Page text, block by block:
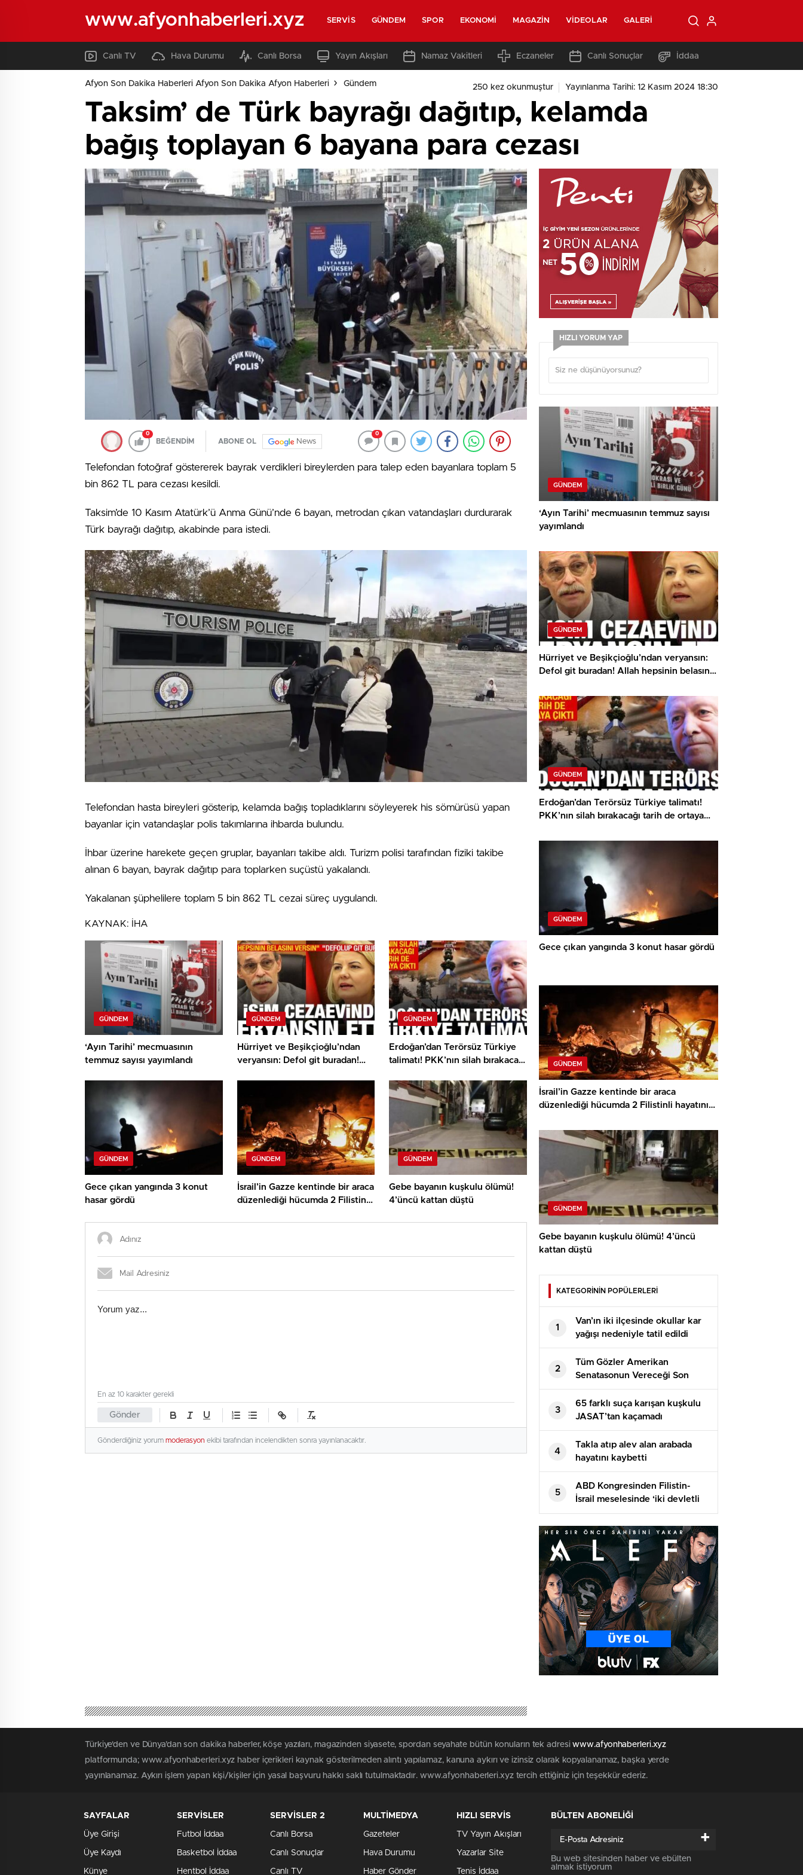
www.afyonhaberleri.xyz SERVIS GÜNDEM SPOR EKONOMI MAGAZIN VIDEOLAR GALERI
Canlı TV Hava Durumu Canlı Borsa Yayın Akışları Namaz Vakitleri Eczaneler Canlı Sonuçlar İddaa
Afyon Son Dakika Haberleri Afyon Son Dakika Afyon Haberleri Gündem 250 kez okunmuştur Yayınlanma Tarihi: 12 Kasım 2024 18:30
Taksim’ de Türk bayrağı dağıtıp, kelamda
bağış toplayan 6 bayana para cezası
0
BEĞENDİM ABONE OL News
0
Telefondan fotoğraf göstererek bayrak verdikleri bireylerden para talep eden bayanlara toplam 5
bin 862 TL para cezası kesildi.
Taksim’de 10 Kasım Atatürk’ü Anma Günü’nde 6 bayan, metrodan çıkan vatandaşları durdurarak
Türk bayrağı dağıtıp, akabinde para istedi.
Telefondan hasta bireyleri gösterip, kelamda bağış topladıklarını söyleyerek his sömürüsü yapan
bayanlar için vatandaşlar polis takımlarına ihbarda bulundu.
İhbar üzerine harekete geçen gruplar, bayanları takibe aldı. Turizm polisi tarafından fiziki takibe
alınan 6 bayan, bayrak dağıtıp para toplarken suçüstü yakalandı.
Yakalanan şüphelilere toplam 5 bin 862 TL cezai süreç uygulandı.
KAYNAK: İHA
GÜNDEM
‘Ayın Tarihi’ mecmuasının
temmuz sayısı yayımlandı
GÜNDEM
Hürriyet ve Beşikçioğlu’ndan
veryansın: Defol git buradan!
GÜNDEM
Erdoğan’dan Terörsüz Türkiye
talimatı! PKK’nın silah bırakacağı
GÜNDEM
Gece çıkan yangında 3 konut
hasar gördü
GÜNDEM
İsrail’in Gazze kentinde bir araca
düzenlediği hücumda 2 Filistinli
GÜNDEM
Gebe bayanın kuşkulu ölümü!
4’üncü kattan düştü
Gönder
En az 10 karakter gerekli
Gönderdiğiniz yorum moderasyon ekibi tarafından incelendikten sonra yayınlanacaktır.
HIZLI YORUM YAP
GÜNDEM
‘Ayın Tarihi’ mecmuasının temmuz sayısı
yayımlandı
GÜNDEM
Hürriyet ve Beşikçioğlu’ndan veryansın:
Defol git buradan! Allah hepsinin belasını
GÜNDEM
Erdoğan’dan Terörsüz Türkiye talimatı!
PKK’nın silah bırakacağı tarih de ortaya
GÜNDEM
Gece çıkan yangında 3 konut hasar gördü
GÜNDEM
İsrail’in Gazze kentinde bir araca
düzenlediği hücumda 2 Filistinli hayatını
GÜNDEM
Gebe bayanın kuşkulu ölümü! 4’üncü
kattan düştü
KATEGORİNİN POPÜLERLERİ
1
Van’ın iki ilçesinde okullar kar
yağışı nedeniyle tatil edildi
2
Tüm Gözler Amerikan
Senatasonun Vereceği Son
Kararda
3
65 farklı suça karışan kuşkulu
JASAT’tan kaçamadı
4
Takla atıp alev alan arabada
hayatını kaybetti
5
ABD Kongresinden Filistin-
İsrail meselesinde ‘iki devletli
çözüme’ destek
Türkiye'den ve Dünya’dan son dakika haberler, köşe yazıları, magazinden siyasete, spordan seyahate bütün konuların tek adresiwww.afyonhaberleri.xyz
platformunda; www.afyonhaberleri.xyz haber içerikleri kaynak gösterilmeden alıntı yapılamaz, kanuna aykırı ve izinsiz olarak kopyalanamaz, başka yerde
yayınlanamaz. Aykırı işlem yapan kişi/kişiler için yasal başvuru hakkı saklı tutulmaktadır. www.afyonhaberleri.xyz tercih ettiğiniz için teşekkür ederiz.
SAYFALAR
Üye Girişi
Üye Kaydı
Künye
SERVİSLER
Futbol İddaa
Basketbol İddaa
Hentbol İddaa
SERVİSLER 2
Canlı Borsa
Canlı Sonuçlar
Canlı TV
MULTİMEDYA
Gazeteler
Hava Durumu
Haber Gönder
HIZLI SERVİS
TV Yayın Akışları
Yazarlar Site
Tenis İddaa
BÜLTEN ABONELİĞİ
+
Bu web sitesinden haber ve ebülten
almak istiyorum